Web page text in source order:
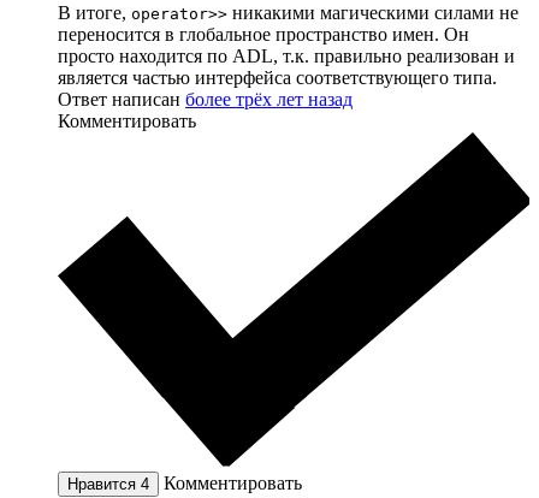
В итоге, operator>> никакими магическими силами не
переносится в глобальное пространство имен. Он
просто находится по ADL, т.к. правильно реализован и
является частью интерфейса соответствующего типа.
Ответ написан более трёх лет назад
Комментировать
Нравится 4 Комментировать